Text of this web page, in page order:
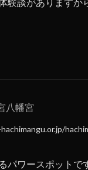
パワースポットで